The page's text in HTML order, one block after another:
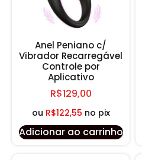
Anel Peniano c/
Vibrador Recarregável
Controle por
Aplicativo
R$129,00
ou R$122,55 no pix
Adicionar ao carrinho